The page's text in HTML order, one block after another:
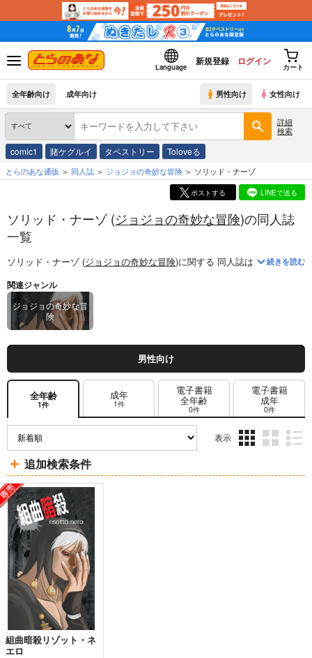
Language
新規登録 ログイン
カート
全年齢向け 成年向け 男性向け 女性向け
詳細
検索
comic1 賭ケグルイ タペストリー Toloveる
とらのあな通販 同人誌 ジョジョの奇妙な冒険 ソリッド・ナーゾ
ポストする LINEで送る
ソリッド・ナーゾ (ジョジョの奇妙な冒険)の同人誌
一覧
ソリッド・ナーゾ (ジョジョの奇妙な冒険)に関する 同人誌は、1件お取り
続きを読む
関連ジャンル
ジョジョの奇妙な冒
険
男性向け
全年齢
1件
成年
1件
電子書籍
全年齢
0件
電子書籍
成年
0件
表示
ム
ム
ム
追加検索条件
組曲暗殺リゾット・ネ
エロ